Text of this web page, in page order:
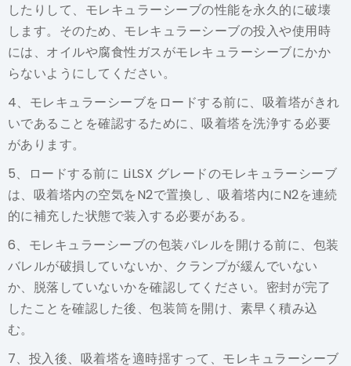
したりして、モレキュラーシーブの性能を永久的に破壊
します。そのため、モレキュラーシーブの投入や使用時
には、オイルや腐食性ガスがモレキュラーシーブにかか
らないようにしてください。
4、モレキュラーシーブをロードする前に、吸着塔がきれ
いであることを確認するために、吸着塔を洗浄する必要
があります。
5、ロードする前に LiLSX グレードのモレキュラーシーブ
は、吸着塔内の空気をN2で置換し、吸着塔内にN2を連続
的に補充した状態で装入する必要がある。
6、モレキュラーシーブの包装バレルを開ける前に、包装
バレルが破損していないか、クランプが緩んでいない
か、脱落していないかを確認してください。密封が完了
したことを確認した後、包装筒を開け、素早く積み込
む。
7、投入後、吸着塔を適時揺すって、モレキュラーシーブ